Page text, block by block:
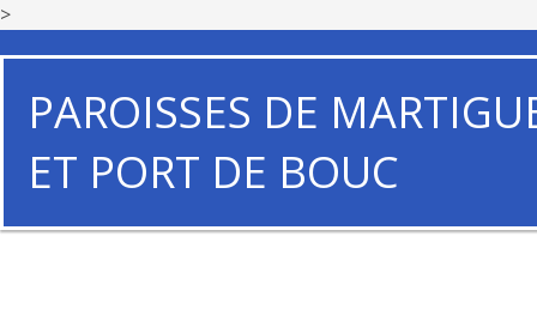
>
PAROISSES DE
ET PORT DE BOUC